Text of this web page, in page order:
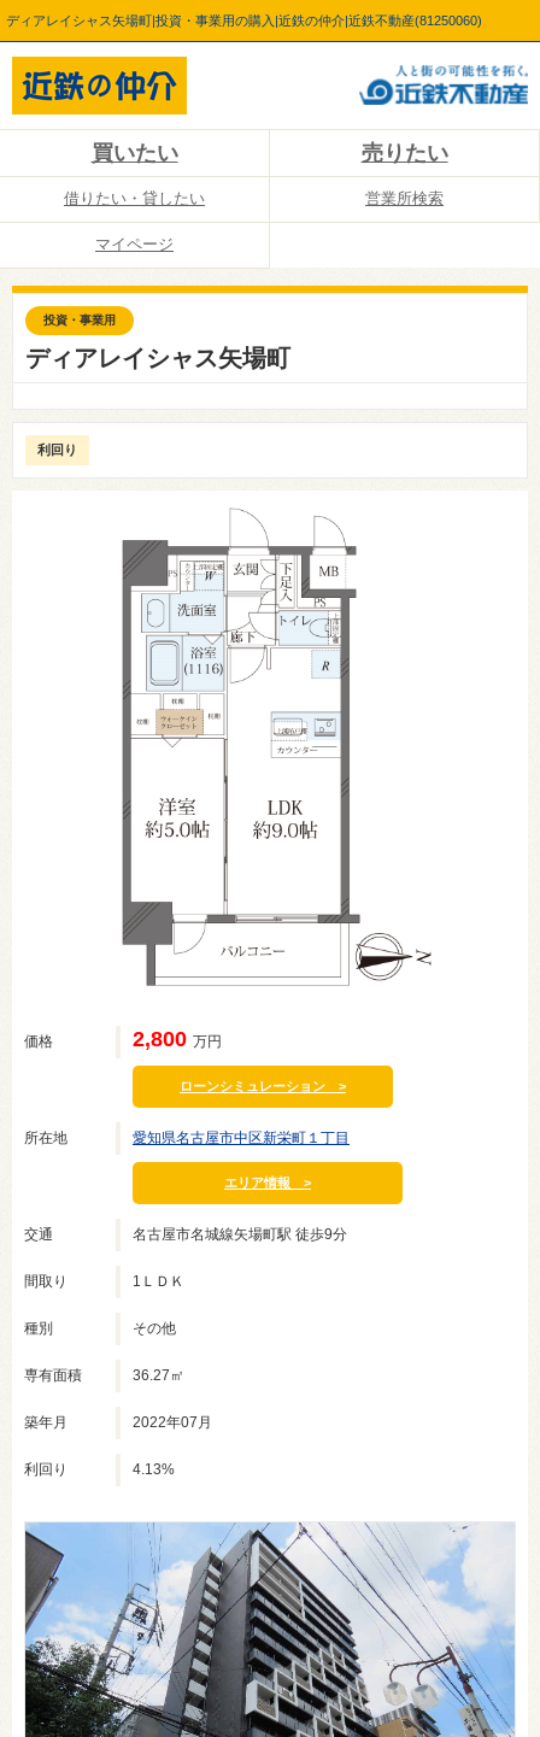
ディアレイシャス矢場町|投資・事業用の購入|近鉄の仲介|近鉄不動産(81250060)
買いたい 売りたい
借りたい・貸したい 営業所検索
マイページ
投資・事業用
ディアレイシャス矢場町
利回り
価格 2,800 万円
ローンシミュレーション >
所在地 愛知県名古屋市中区新栄町１丁目
エリア情報 >
交通 名古屋市名城線矢場町駅 徒歩9分
間取り 1ＬＤＫ
種別 その他
専有面積 36.27㎡
築年月 2022年07月
利回り 4.13%